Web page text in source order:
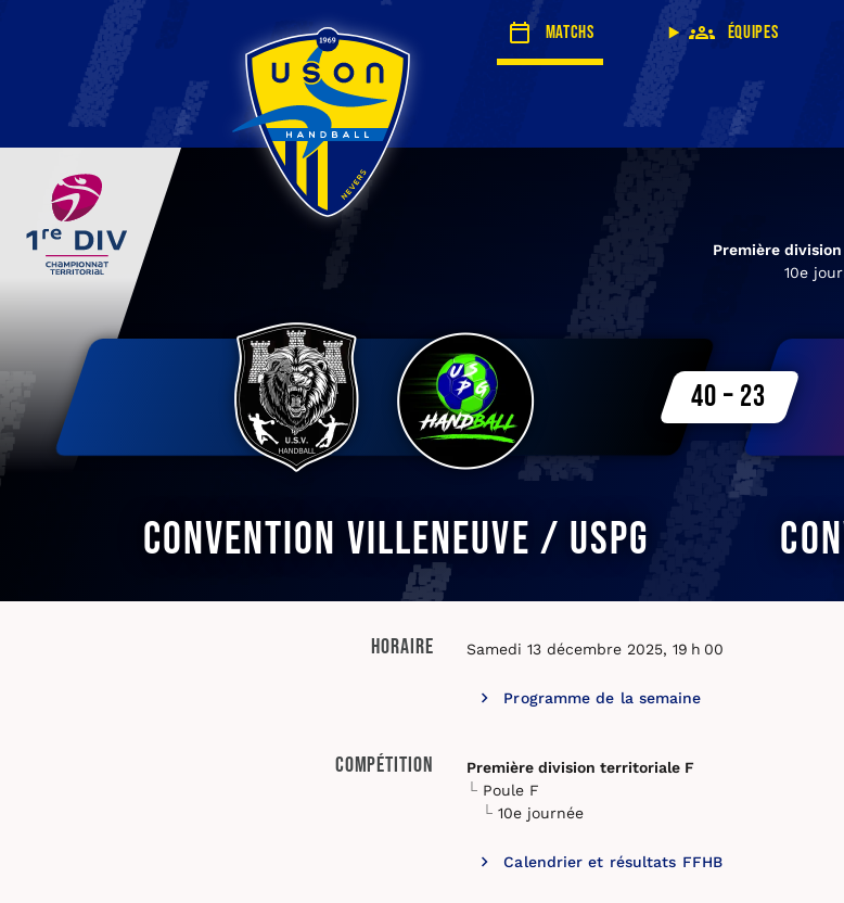
Matchs Équipes
Première
10e
Convention Villeneuve / USPG
40 – 23
Horaire Samedi 13 décembre 2025, 19 h 00
Programme de la semaine
Compétition
Première division territoriale F
Poule F
10e journée
Calendrier et résultats FFHB